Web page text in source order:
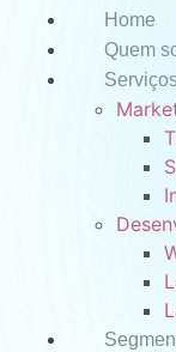
Home
Quem